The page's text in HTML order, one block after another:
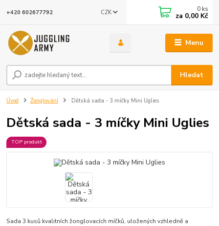
Menu
CZK
Hledat
+420 602677792 0 ks
za 0,00 Kč
Úvod Žonglování Dětská sada - 3 míčky Mini Uglies
Dětská sada - 3 míčky Mini Uglies
TOP produkt
Sada 3 kusů kvalitních žonglovacích míčků, uložených vzhledně a